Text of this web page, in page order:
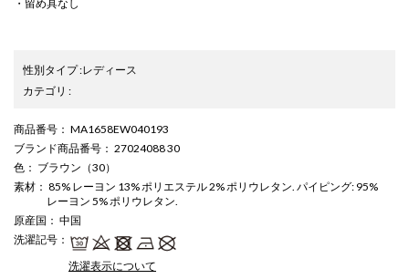
・留め具なし
性別タイプ:レディース
カテゴリ :
商品番号 ： MA1658EW040193
ブランド商品番号 ： 27024088 30
色 ： ブラウン（30）
素材 ： 85% レーヨン 13% ポリエステル 2% ポリウレタン. パイピング: 95%
レーヨン 5% ポリウレタン.
原産国 ： 中国
洗濯記号 ：
洗濯表示について